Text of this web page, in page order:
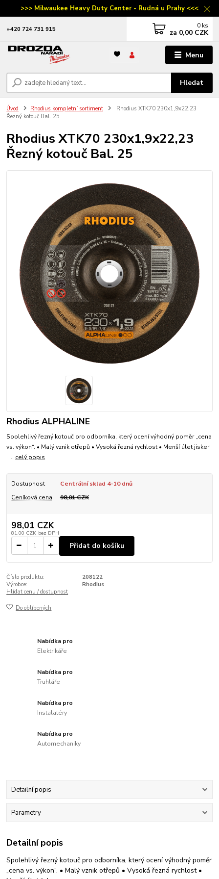
>>> Milwaukee Heavy Duty Center - Rudná u Prahy <<<
Menu
Hledat
‭+420 724 731 915 0 ks
za 0,00 CZK
Úvod Rhodius kompletní sortiment
Rhodius XTK70 230x1,9x22,23
Řezný kotouč Bal. 25
Rhodius XTK70 230x1,9x22,23
Řezný kotouč Bal. 25
Rhodius ALPHALINE
Spolehlivý řezný kotouč pro odborníka, který ocení výhodný poměr „cena
vs. výkon“. • Malý vznik otřepů • Vysoká řezná rychlost • Menší úlet jisker
... celý popis
Dostupnost
Centrální sklad 4-10 dnů
Ceníková cena
98,01 CZK
98,01 CZK
81,00 CZK bez DPH
Přidat do košíku
Číslo produktu:
208122
Výrobce:
Rhodius
Hlídat cenu / dostupnost
Do oblíbených
Nabídka pro
Elektrikáře
Nabídka pro
Truhláře
Nabídka pro
Instalatéry
Nabídka pro
Automechaniky
Detailní popis
Parametry
Detailní popis
Spolehlivý řezný kotouč pro odborníka, který ocení výhodný poměr
„cena vs. výkon“. • Malý vznik otřepů • Vysoká řezná rychlost •